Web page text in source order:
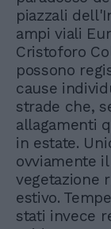
piazzali
ampi viali
Cristoforo
possono
cause
strade che,
allagamenti
in estate.
ovviamente
vegetazione
estivo.
stati invece